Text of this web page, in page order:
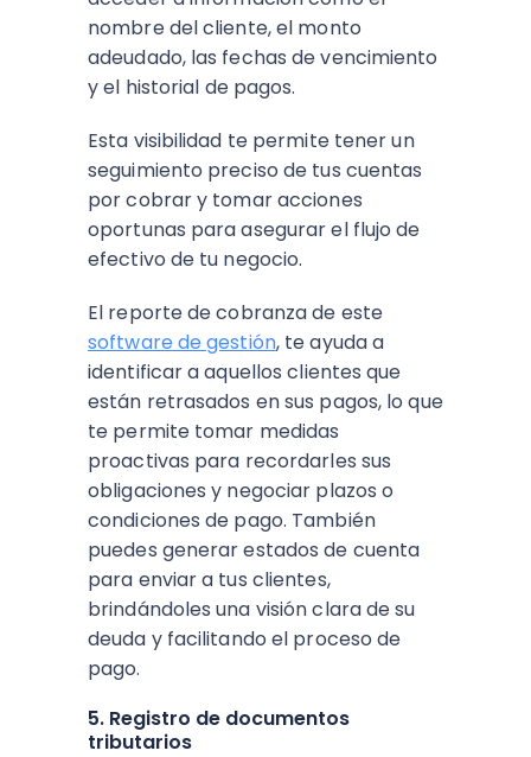
nombre del cliente, el monto
adeudado, las fechas de vencimiento
y el historial de pagos.
Esta visibilidad te permite tener un
seguimiento preciso de tus cuentas
por cobrar y tomar acciones
oportunas para asegurar el flujo de
efectivo de tu negocio.
El reporte de cobranza de este
software de gestión, te ayuda a
identificar a aquellos clientes que
están retrasados en sus pagos, lo que
te permite tomar medidas
proactivas para recordarles sus
obligaciones y negociar plazos o
condiciones de pago. También
puedes generar estados de cuenta
para enviar a tus clientes,
brindándoles una visión clara de su
deuda y facilitando el proceso de
pago.
5. Registro de documentos
tributarios